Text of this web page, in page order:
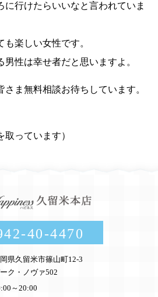
に行けたらいいなと言われていま
楽しい女性です。
性は幸せ者だと思いますよ。
ま無料相談お待ちしています。
取っています）
40-4470
県久留米市篠山町12-3
ク・ノヴァ502
～20:00